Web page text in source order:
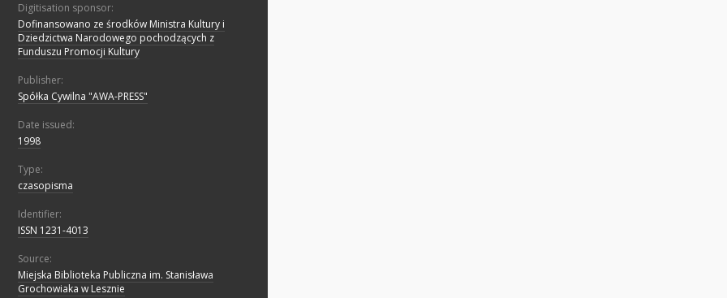
Digitisation sponsor:
Dofinansowano ze środków Ministra Kultury i
Dziedzictwa Narodowego pochodzących z
Funduszu Promocji Kultury
Publisher:
Spółka Cywilna "AWA-PRESS"
Date issued:
1998
Type:
czasopisma
Identifier:
ISSN 1231-4013
Source:
Miejska Biblioteka Publiczna im. Stanisława
Grochowiaka w Lesznie